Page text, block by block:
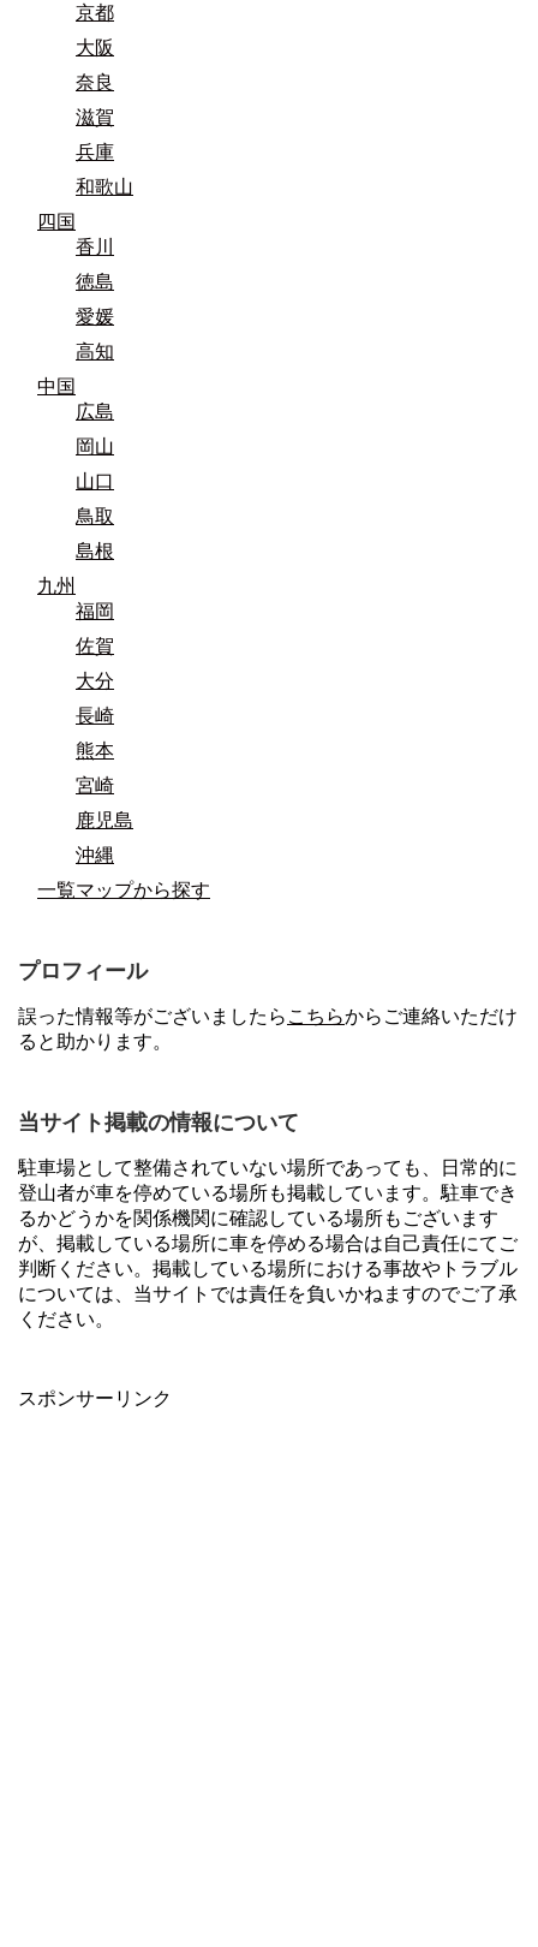
京都
大阪
奈良
滋賀
兵庫
和歌山
四国
香川
徳島
愛媛
高知
中国
広島
岡山
山口
鳥取
島根
九州
福岡
佐賀
大分
長崎
熊本
宮崎
鹿児島
沖縄
一覧マップから探す
プロフィール
誤った情報等がございましたら こちらからご連絡いただけ
ると助かります。
当サイト掲載の情報について
駐車場として整備されていない場所であっても、日常的に
登山者が車を停めている場所も掲載しています。駐車でき
るかどうかを関係機関に確認している場所もございます
が、掲載している場所に車を停める場合は自己責任にてご
判断ください。掲載している場所における事故やトラブル
については、当サイトでは責任を負いかねますのでご了承
ください。
スポンサーリンク